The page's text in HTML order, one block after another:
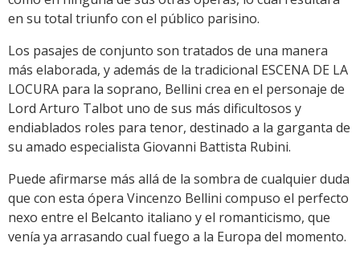
en su total triunfo con el público parisino.
Los pasajes de conjunto son tratados de una manera
más elaborada, y además de la tradicional ESCENA DE LA
LOCURA para la soprano, Bellini crea en el personaje de
Lord Arturo Talbot uno de sus más dificultosos y
endiablados roles para tenor, destinado a la garganta de
su amado especialista Giovanni Battista Rubini.
Puede afirmarse más allá de la sombra de cualquier duda
que con esta ópera Vincenzo Bellini compuso el perfecto
nexo entre el Belcanto italiano y el romanticismo, que
venía ya arrasando cual fuego a la Europa del momento.